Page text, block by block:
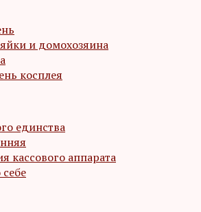
и домохозяина
косплея
единства
кассового аппарата